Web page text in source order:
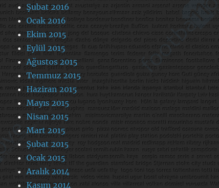
Şubat 2016
Ocak 2016
Ekim 2015
Eylül 2015
Ağustos 2015
Temmuz 2015
Haziran 2015
Mayıs 2015
Nisan 2015
Mart 2015
Şubat 2015
Ocak 2015
Aralık 2014
Kasım 2014